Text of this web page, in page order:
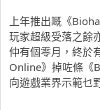
上年推出嘅《
玩家超級受落之餘
仲有個零月，終於
Online》掉咗條《
向遊戲業界示範乜